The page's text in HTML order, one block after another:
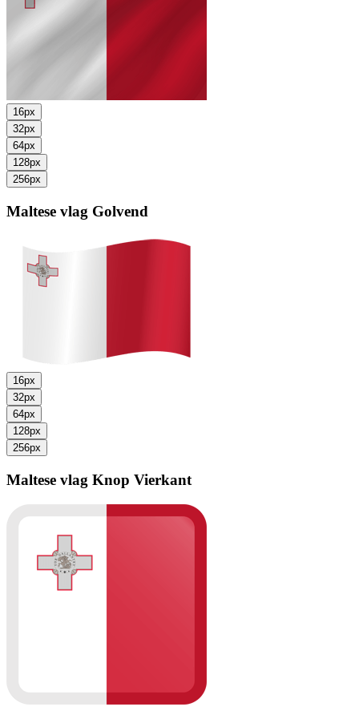
16px
32px
64px
128px
256px
Maltese vlag Golvend
16px
32px
64px
128px
256px
Maltese vlag Knop Vierkant